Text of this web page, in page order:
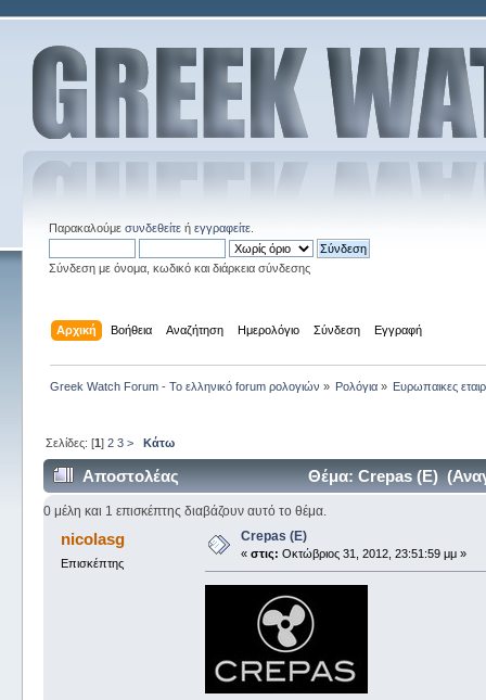
Παρακαλούμε συνδεθείτεή εγγραφείτε.
Σύνδεση με όνομα, κωδικό και διάρκεια σύνδεσης
Αρχική Βοήθεια Αναζήτηση Ημερολόγιο Σύνδεση Εγγραφή
Greek Watch Forum - Το ελληνικό forum ρολογιών » Ρολόγια » Ευρωπαικες
Σελίδες: [1] 2 3 > Κάτω
Αποστολέας Θέμα: Crepas (E)
0 μέλη και 1 επισκέπτης διαβάζουν αυτό το θέμα.
nicolasg
Επισκέπτης
Crepas (E)
« στις: Οκτώβριος 31, 2012, 23:51:59 μμ »